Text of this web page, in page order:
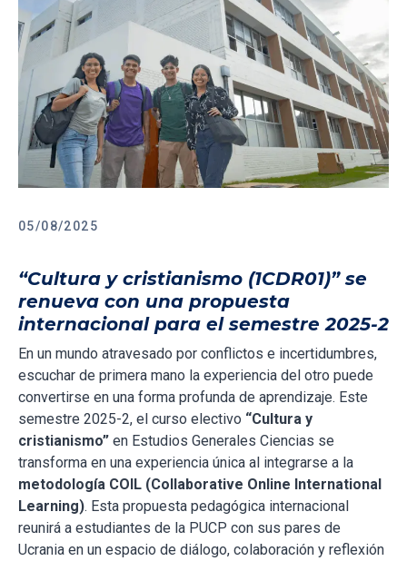
05/08/2025
“Cultura y cristianismo (1CDR01)” se
renueva con una propuesta
internacional para el semestre 2025-2
En un mundo atravesado por conflictos e incertidumbres,
escuchar de primera mano la experiencia del otro puede
convertirse en una forma profunda de aprendizaje. Este
semestre 2025-2, el curso electivo “Cultura y
cristianismo” en Estudios Generales Ciencias se
transforma en una experiencia única al integrarse a la
metodología COIL (Collaborative Online International
Learning). Esta propuesta pedagógica internacional
reunirá a estudiantes de la PUCP con sus pares de
Ucrania en un espacio de diálogo, colaboración y reflexión